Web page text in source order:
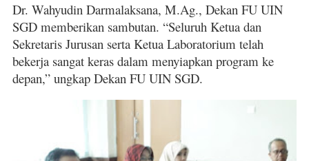
Dr. Wahyudin Darmalaksana, M.Ag., Dekan FU UIN
SGD memberikan sambutan. “Seluruh Ketua dan
Sekretaris Jurusan serta Ketua Laboratorium telah
bekerja sangat keras dalam menyiapkan program ke
depan,” ungkap Dekan FU UIN SGD.